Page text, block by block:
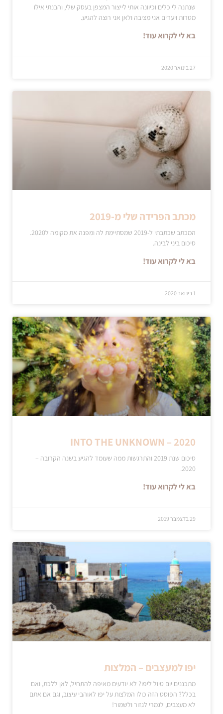
שנתנה לי כלים וכיוונה אותי לייצור המצפן בעסק שלי, והבנתי אילו
מטרות ויעדים אני מציבה ולאן אני רוצה להגיע.
בא לי לקרוא עוד!
27 בינואר 2020
מכתב הפרידה שלי מ-2019
המכתב שכתבתי ל-2019 שמסתיימת לה ומפנה את מקומה ל2020.
סיכום ביני לבינה.
בא לי לקרוא עוד!
1 בינואר 2020
2020 – INTO THE UNKNOWN
סיכום שנת 2019 והתרגשות ממה שעומד להגיע בשנה הקרובה –
2020.
בא לי לקרוא עוד!
29 בדצמבר 2019
יפו למעצבים – המלצות
מתכננים יום טיול ליפו? לא יודעים מאיפה להתחיל, לאן ללכת, ואם
בכלל? הפוסט הזה כולו המלצות על יפו לאוהבי עיצוב, וגם אם אתם
לא מעצבים, לגמרי לגזור ולשמור!